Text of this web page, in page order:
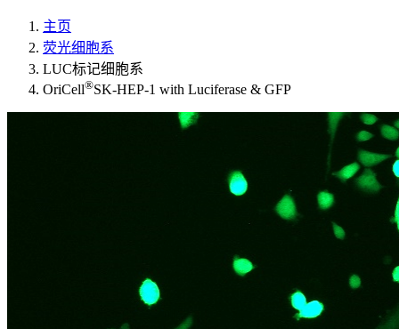
主页
荧光细胞系
LUC标记细胞系
OriCell®SK-HEP-1 with Luciferase & GFP